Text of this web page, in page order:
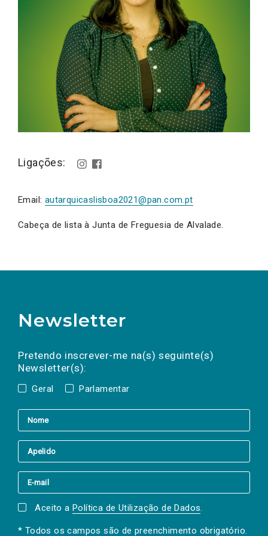
Ligações:
Email: autarquicaslisboa2021@pan.com.pt
Cabeça de lista à Junta de Freguesia de Alvalade.
Newsletter
Pretendo inscrever-me na(s) seguinte(s)
Newsletter(s):
Geral Parlamentar
a(s) newsletter(s).
mail
Aceito a Política de Utilização de Dados.
* Todos os campos são de preenchimento obrigatório.